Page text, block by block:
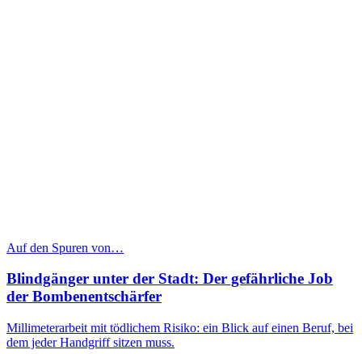
Auf den Spuren von…
Blindgänger unter der Stadt: Der gefährliche Job
der Bombenentschärfer
Millimeterarbeit mit tödlichem Risiko: ein Blick auf einen Beruf, bei
dem jeder Handgriff sitzen muss.